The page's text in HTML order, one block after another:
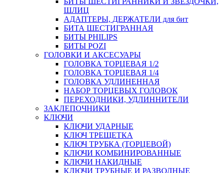
ШЛИЦ
АДАПТЕРЫ, ДЕРЖАТЕЛИ для бит
БИТА ШЕСТИГРАННАЯ
БИТЫ PHILIPS
БИТЫ POZI
ГОЛОВКИ И АКСЕСУАРЫ
ГОЛОВКА ТОРЦЕВАЯ 1/2
ГОЛОВКА ТОРЦЕВАЯ 1/4
ГОЛОВКА УДЛИНЕННАЯ
НАБОР ТОРЦЕВЫХ ГОЛОВОК
ПЕРЕХОДНИКИ, УДЛИННИТЕЛИ
ЗАКЛЕПОЧНИКИ
КЛЮЧИ
КЛЮЧИ УДАРНЫЕ
КЛЮЧ ТРЕЩЕТКА
КЛЮЧ ТРУБКА (ТОРЦЕВОЙ)
КЛЮЧИ КОМБИНИРОВАННЫЕ
КЛЮЧИ НАКИДНЫЕ
КЛЮЧИ ТРУБНЫЕ И РАЗВОДНЫЕ